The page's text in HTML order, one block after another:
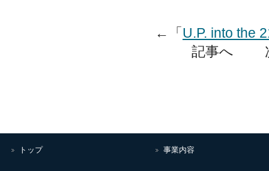
←「U.P. into the
記事へ 次
トップ 事業内容